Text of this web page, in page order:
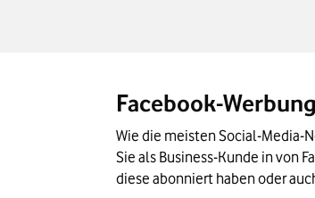
Facebook-
Wie die meisten Social-Media-
Sie als Business-Kunde in von
diese abonniert haben oder